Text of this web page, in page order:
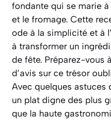
fondante qui se marie
et le fromage. Cette
ode à la simplicité et à
à transformer un
de fête. Préparez-vous
d’avis sur ce trésor
Avec quelques astuces
un plat digne des plus
que la haute